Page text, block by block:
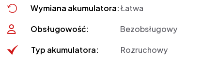
Wymiana akumulatora:Łatwa
Obsługowość: Bezobsługowy
Typ akumulatora: Rozruchowy